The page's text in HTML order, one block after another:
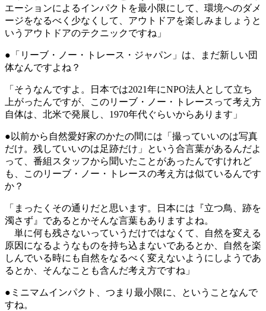
エーションによるインパクトを最小限にして、環境へのダメ
ージをなるべく少なくして、アウトドアを楽しみましょうと
いうアウトドアのテクニックですね」
●「リーブ・ノー・トレース・ジャパン」は、まだ新しい団
体なんですよね？
「そうなんですよ。日本では2021年にNPO法人として立ち
上がったんですが、このリーブ・ノー・トレースって考え方
自体は、北米で発展し、1970年代ぐらいからあります」
●以前から自然愛好家のかたの間には「撮っていいのは写真
だけ。残していいのは足跡だけ」という合言葉があるんだよ
って、番組スタッフから聞いたことがあったんですけれど
も、このリーブ・ノー・トレースの考え方は似ているんです
か？
「まったくその通りだと思います。日本には『立つ鳥、跡を
濁さず』であるとかそんな言葉もありますよね。
単に何も残さないっていうだけではなくて、自然を変える
原因になるようなものを持ち込まないであるとか、自然を楽
しんでいる時にも自然をなるべく変えないようにしようであ
るとか、そんなことも含んだ考え方ですね」
●ミニマムインパクト、つまり最小限に、ということなんで
すね。